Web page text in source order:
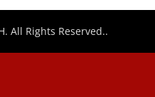
All Rights Reserved..